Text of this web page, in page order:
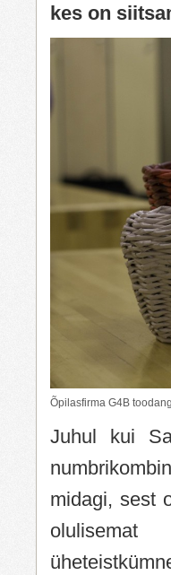
kes on
Õpilasfirma G4B
Juhul kui
midagi, sest